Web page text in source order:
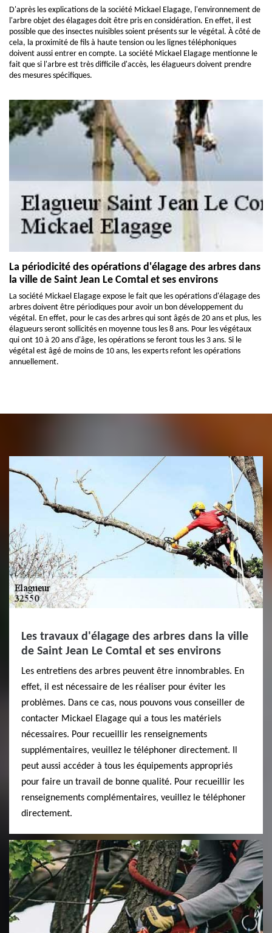
D'après les explications de la société Mickael Elagage, l'environnement de
l'arbre objet des élagages doit être pris en considération. En effet, il est
possible que des insectes nuisibles soient présents sur le végétal. À côté de
cela, la proximité de fils à haute tension ou les lignes téléphoniques
doivent aussi entrer en compte. La société Mickael Elagage mentionne le
fait que si l'arbre est très difficile d'accès, les élagueurs doivent prendre
des mesures spécifiques.
La périodicité des opérations d'élagage des arbres dans
la ville de Saint Jean Le Comtal et ses environs
La société Mickael Elagage expose le fait que les opérations d'élagage des
arbres doivent être périodiques pour avoir un bon développement du
végétal. En effet, pour le cas des arbres qui sont âgés de 20 ans et plus, les
élagueurs seront sollicités en moyenne tous les 8 ans. Pour les végétaux
qui ont 10 à 20 ans d'âge, les opérations se feront tous les 3 ans. Si le
végétal est âgé de moins de 10 ans, les experts refont les opérations
annuellement.
Les travaux d'élagage des arbres dans la ville
de Saint Jean Le Comtal et ses environs
Les entretiens des arbres peuvent être innombrables. En
effet, il est nécessaire de les réaliser pour éviter les
problèmes. Dans ce cas, nous pouvons vous conseiller de
contacter Mickael Elagage qui a tous les matériels
nécessaires. Pour recueillir les renseignements
supplémentaires, veuillez le téléphoner directement. Il
peut aussi accéder à tous les équipements appropriés
pour faire un travail de bonne qualité. Pour recueillir les
renseignements complémentaires, veuillez le téléphoner
directement.